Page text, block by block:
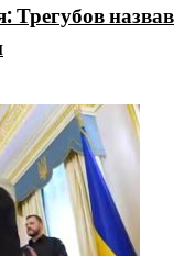
Трегубов назвав